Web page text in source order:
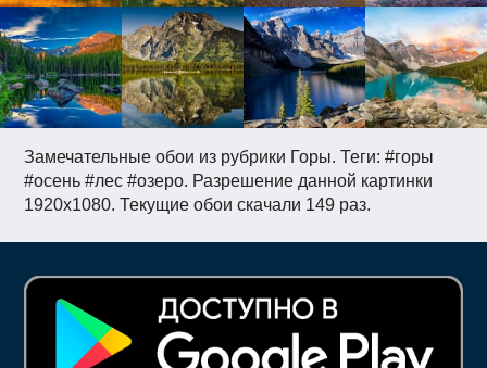
Замечательные обои из рубрики Горы. Теги: #горы
#осень #лес #озеро. Разрешение данной картинки
1920x1080. Текущие обои скачали 149 раз.